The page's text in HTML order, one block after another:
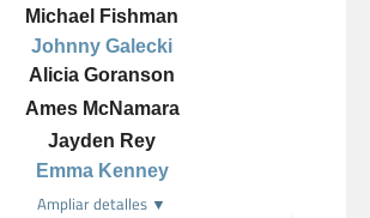
Michael Fishman
Johnny Galecki
Alicia Goranson
Ames McNamara
Jayden Rey
Emma Kenney
Ampliar detalles ▼